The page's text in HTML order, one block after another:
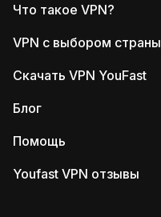
Что такое VPN?
VPN с выбором страны
Скачать VPN YouFast
Блог
Помощь
Youfast VPN отзывы